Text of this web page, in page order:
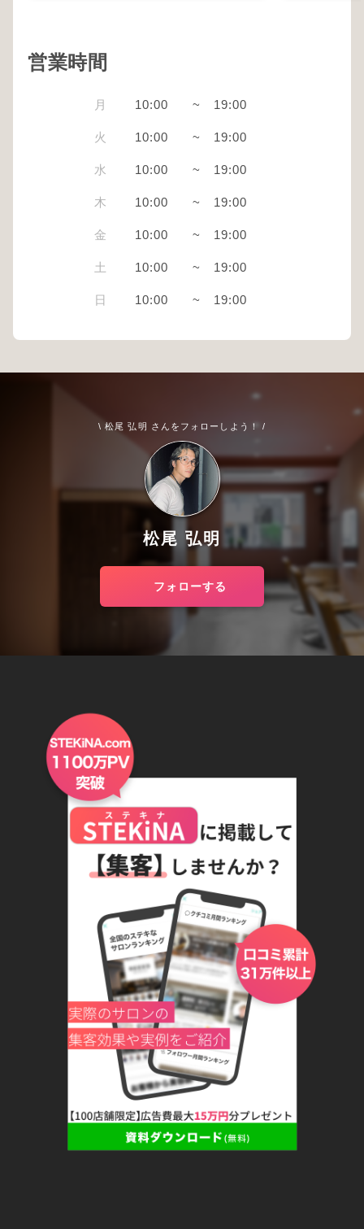
営業時間
月 10:00 ~ 19:00
火 10:00 ~ 19:00
水 10:00 ~ 19:00
木 10:00 ~ 19:00
金 10:00 ~ 19:00
土 10:00 ~ 19:00
日 10:00 ~ 19:00
\ 松尾 弘明 さんをフォローしよう！ /
松尾 弘明
フォローする